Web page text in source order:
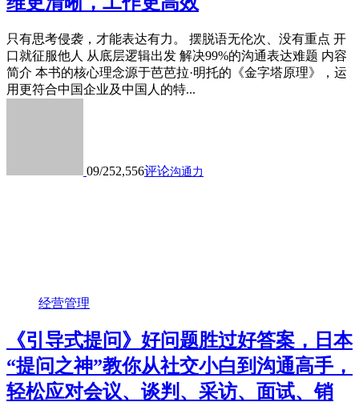
只有思考侵袭，才能表达有力。 摆脱语无伦次、没有重点 开
口就征服他人 从底层逻辑出发 解决99%的沟通表达难题 内容
简介 本书的核心理念源于芭芭拉·明托的《金字塔原理》，运
用更符合中国企业及中国人的特...
09/252,556评论沟通力
经营管理
《引导式提问》好问题胜过好答案，日本
“提问之神”教你从社交小白到沟通高手，
轻松应对会议、谈判、采访、面试、销